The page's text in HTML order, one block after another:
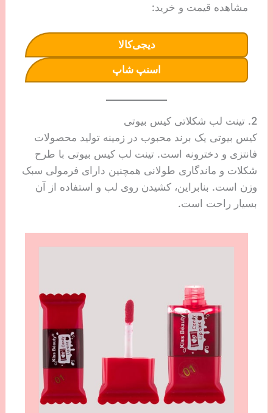
مشاهده قیمت و خرید:
دیجی‌کالا
اسنپ شاپ
2. تینت لب شکلاتی کیس بیوتی
کیس بیوتی یک برند محبوب در زمینه تولید محصولات
فانتزی و دخترونه است. تینت لب کیس بیوتی با طرح
شکلات و ماندگاری طولانی همچنین دارای فرمولی سبک
وزن است. بنابراین، کشیدن روی لب و استفاده از آن
بسیار راحت است.